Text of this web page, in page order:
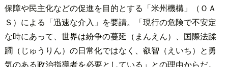
保障や民主化などの促進を目的とする「米州機構」（ＯＡ
Ｓ）による「迅速な介入」を要請。「現行の危険で不安定
な時にあって、世界は紛争の蔓延（まんえん）、国際法蹂
躙（じゅうりん）の日常化ではなく、叡智（えいち）と勇
気のある政治指導者を必要としている」との理由からだ。